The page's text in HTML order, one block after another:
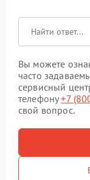
Вы можете
часто
сервисный
телефону+7
свой вопрос.